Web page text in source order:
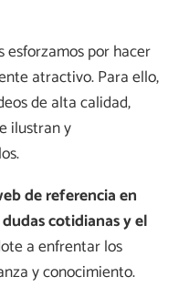
esforzamos por hacer
atractivo. Para ello,
de alta calidad,
ilustran y
de referencia en
cotidianas y el
a enfrentar los
y conocimiento.